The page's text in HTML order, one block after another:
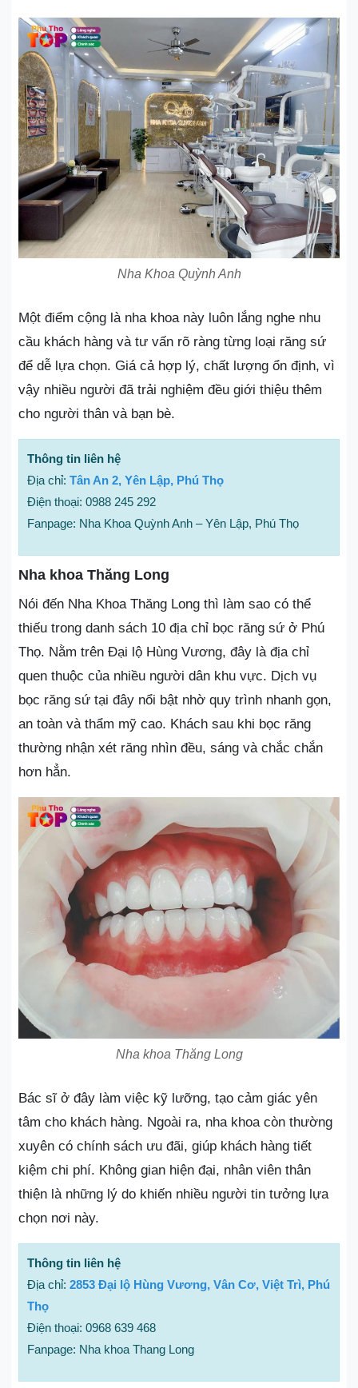
Nha Khoa Quỳnh Anh
Một điểm cộng là nha khoa này luôn lắng nghe nhu
cầu khách hàng và tư vấn rõ ràng từng loại răng sứ
để dễ lựa chọn. Giá cả hợp lý, chất lượng ổn định, vì
vậy nhiều người đã trải nghiệm đều giới thiệu thêm
cho người thân và bạn bè.
Thông tin liên hệ
Địa chỉ: Tân An 2, Yên Lập, Phú Thọ
Điện thoại: 0988 245 292
Fanpage: Nha Khoa Quỳnh Anh – Yên Lập, Phú Thọ
Nha khoa Thăng Long
Nói đến Nha Khoa Thăng Long thì làm sao có thể
thiếu trong danh sách 10 địa chỉ bọc răng sứ ở Phú
Thọ. Nằm trên Đại lộ Hùng Vương, đây là địa chỉ
quen thuộc của nhiều người dân khu vực. Dịch vụ
bọc răng sứ tại đây nổi bật nhờ quy trình nhanh gọn,
an toàn và thẩm mỹ cao. Khách sau khi bọc răng
thường nhận xét răng nhìn đều, sáng và chắc chắn
hơn hẳn.
Nha khoa Thăng Long
Bác sĩ ở đây làm việc kỹ lưỡng, tạo cảm giác yên
tâm cho khách hàng. Ngoài ra, nha khoa còn thường
xuyên có chính sách ưu đãi, giúp khách hàng tiết
kiệm chi phí. Không gian hiện đại, nhân viên thân
thiện là những lý do khiến nhiều người tin tưởng lựa
chọn nơi này.
Thông tin liên hệ
Địa chỉ: 2853 Đại lộ Hùng Vương, Vân Cơ, Việt Trì, Phú
Thọ
Điện thoại: 0968 639 468
Fanpage: Nha khoa Thang Long